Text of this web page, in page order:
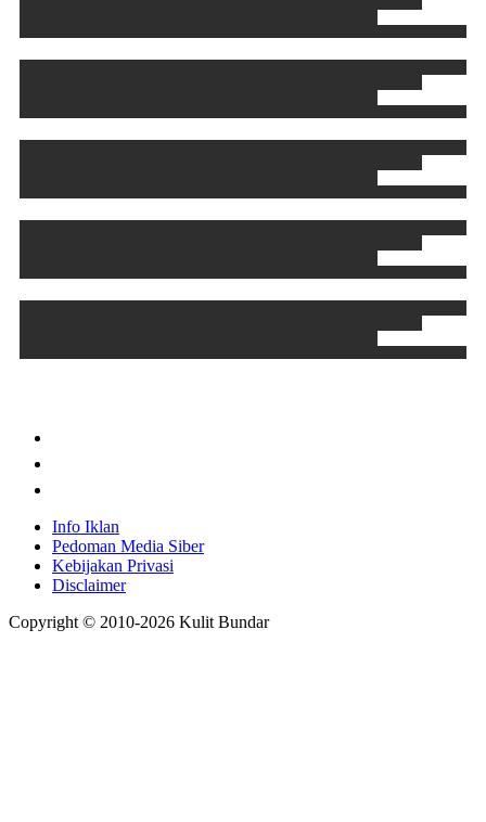
Info Iklan
Pedoman Media Siber
Kebijakan Privasi
Disclaimer
Copyright © 2010-2026 Kulit Bundar